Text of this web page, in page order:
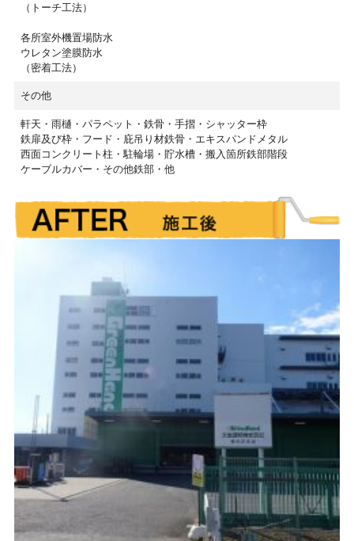
（トーチ工法）
各所室外機置場防水
ウレタン塗膜防水
（密着工法）
その他
軒天・雨樋・パラペット・鉄骨・手摺・シャッター枠
鉄扉及び枠・フード・庇吊り材鉄骨・エキスパンドメタル
西面コンクリート柱・駐輪場・貯水槽・搬入箇所鉄部階段
ケーブルカバー・その他鉄部・他